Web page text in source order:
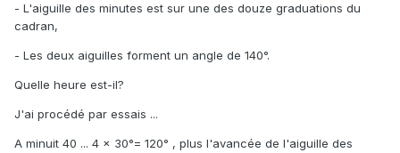
- L'aiguille des minutes est sur une des douze graduations du
cadran,
- Les deux aiguilles forment un angle de 140°.
Quelle heure est-il?
J'ai procédé par essais ...
A minuit 40 ... 4 x 30°= 120° , plus l'avancée de l'aiguille des